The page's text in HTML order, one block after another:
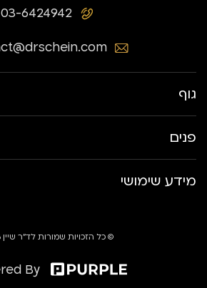
03-6424942
גוף
פנים
מידע שימושי
© כל הזכויות שמורות לד״ר שיין 2026
By